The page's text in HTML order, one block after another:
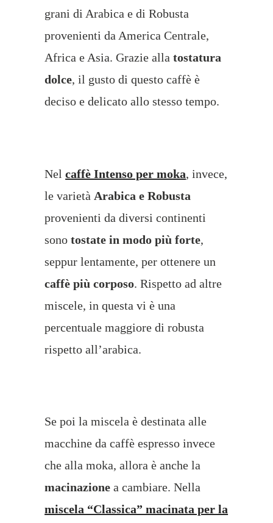
grani di Arabica e di Robusta
provenienti da America Centrale,
Africa e Asia. Grazie allatostatura
dolce, il gusto di questo caffè è
deciso e delicato allo stesso tempo.
Nelcaffè Intenso per moka, invece,
le varietà Arabica e Robusta
provenienti da diversi continenti
sono tostate in modo più forte,
seppur lentamente, per ottenere un
caffè più corposo. Rispetto ad altre
miscele, in questa vi è una
percentuale maggiore di robusta
rispetto all’arabica.
Se poi la miscela è destinata alle
macchine da caffè espresso invece
che alla moka, allora è anche la
macinazionea cambiare. Nella
miscela “Classica” macinata per la